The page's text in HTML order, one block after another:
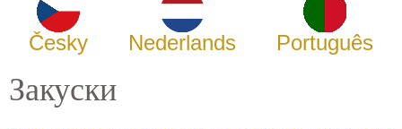
Česky Nederlands Português
Закуски